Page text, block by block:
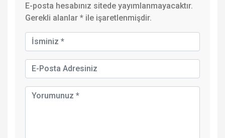
E-posta hesabınız sitede yayımlanmayacaktır.
Gerekli alanlar * ile işaretlenmişdir.